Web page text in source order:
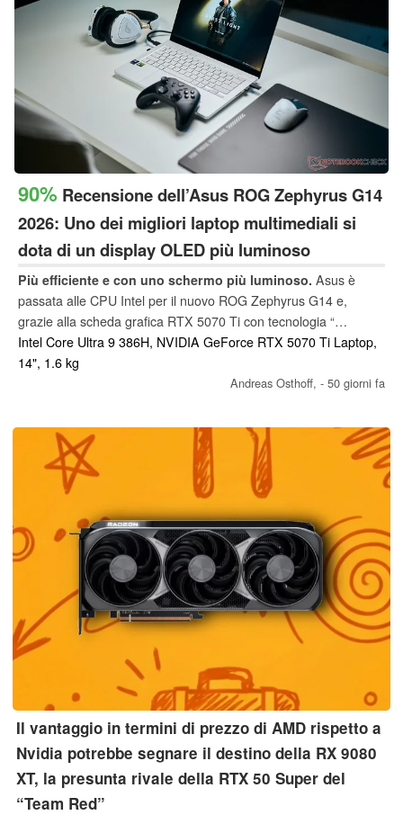
90% Recensione dell’Asus ROG Zephyrus G14
2026: Uno dei migliori laptop multimediali si
dota di un display OLED più luminoso
Più efficiente e con uno schermo più luminoso. Asus è
passata alle CPU Intel per il nuovo ROG Zephyrus G14 e,
grazie alla scheda grafica RTX 5070 Ti con tecnologia “
GeForce ”, rimane uno dei portatili da 14 pollici più potenti
attualmente disponibili sul mercato. È inoltre dotato di uno
schermo OLED aggiornato a 120 Hz, che ora raggiunge livelli di
Intel Core Ultra 9 386H, NVIDIA GeForce RTX 5070 Ti Laptop,
14", 1.6 kg
Andreas Osthoff, - 50 giorni fa
Il vantaggio in termini di prezzo di AMD rispetto a
Nvidia potrebbe segnare il destino della RX 9080
XT, la presunta rivale della RTX 50 Super del
“Team Red”